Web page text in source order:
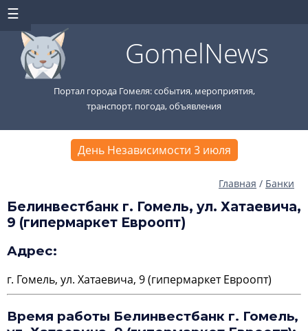
GomelNews
Портал города Гомеля: события, мероприятия,
транспорт, погода, объявления
День Независимости 3 июля
Главная / Банки
Белинвестбанк г. Гомель, ул. Хатаевича,
9 (гипермаркет Евроопт)
Адрес:
г. Гомель, ул. Хатаевича, 9 (гипермаркет Евроопт)
Время работы Белинвестбанк г. Гомель,